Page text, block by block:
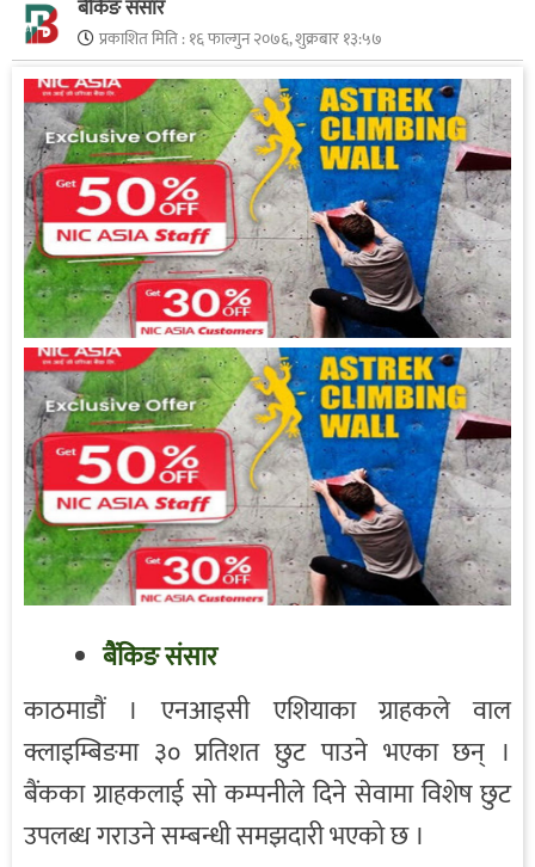
बैंकिङ संसार
प्रकाशित मिति :१६ फाल्गुन २०७६, शुक्रबार १३:५७
बैंकिङ संसार
काठमाडौं । एनआइसी एशियाका ग्राहकले वाल
क्लाइम्बिङमा ३० प्रतिशत छुट पाउने भएका छन् ।
बैंकका ग्राहकलाई सो कम्पनीले दिने सेवामा विशेष छुट
उपलब्ध गराउने सम्बन्धी समझदारी भएको छ ।